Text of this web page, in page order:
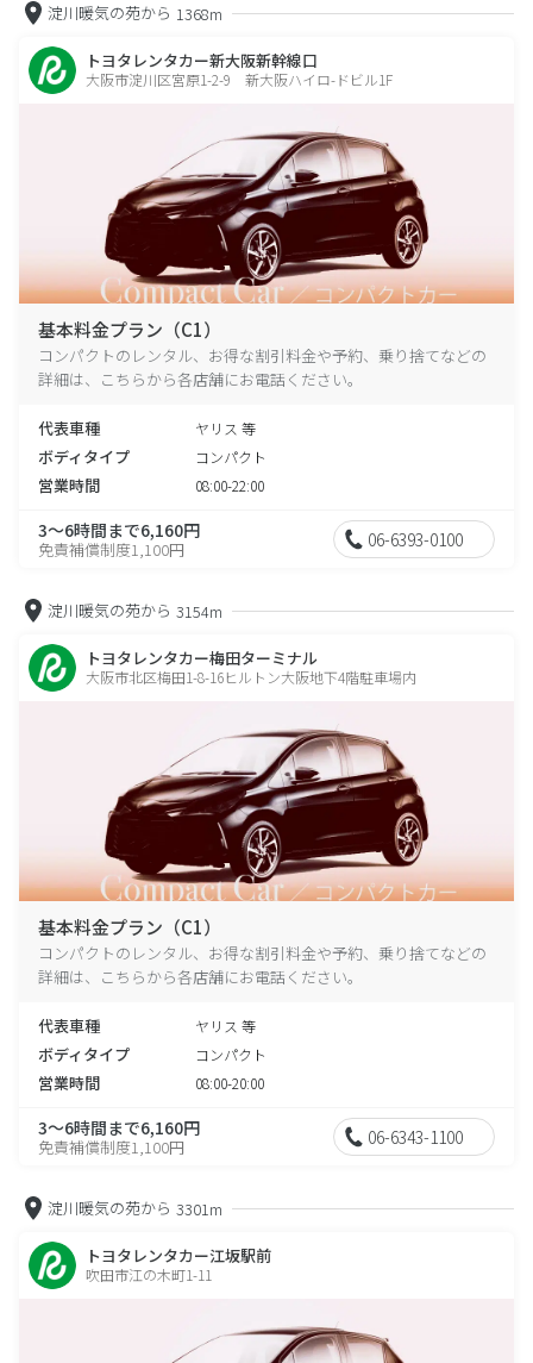
淀川暖気の苑から 1368m
トヨタレンタカー新大阪新幹線口
大阪市淀川区宮原1-2-9 新大阪ハイロ-ドビル1F
基本料金プラン（C1）
コンパクトのレンタル、お得な割引料金や予約、乗り捨てなどの
詳細は、こちらから各店舗にお電話ください。
代表車種 ヤリス 等
ボディタイプ コンパクト
営業時間 08:00-22:00
3～6時間まで6,160円
免責補償制度1,100円 06-6393-0100
淀川暖気の苑から 3154m
トヨタレンタカー梅田ターミナル
大阪市北区梅田1-8-16ヒルトン大阪地下4階駐車場内
基本料金プラン（C1）
コンパクトのレンタル、お得な割引料金や予約、乗り捨てなどの
詳細は、こちらから各店舗にお電話ください。
代表車種 ヤリス 等
ボディタイプ コンパクト
営業時間 08:00-20:00
3～6時間まで6,160円
免責補償制度1,100円 06-6343-1100
淀川暖気の苑から 3301m
トヨタレンタカー江坂駅前
吹田市江の木町1-11